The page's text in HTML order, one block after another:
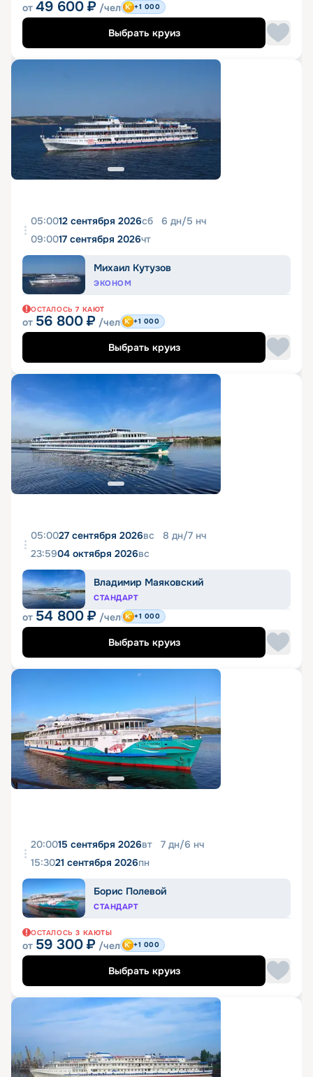
от 49 600 ₽ /чел +1 000
Выбрать круиз
05:0012 сентября 2026сб 6 дн/5 нч
09:0017 сентября 2026чт
Михаил Кутузов
ЭКОНОМ
ОСТАЛОСЬ 7 КАЮТ
от 56 800 ₽ /чел +1 000
Выбрать круиз
05:0027 сентября 2026вс 8 дн/7 нч
23:5904 октября 2026вс
Владимир Маяковский
СТАНДАРТ
от 54 800 ₽ /чел +1 000
Выбрать круиз
20:0015 сентября 2026вт 7 дн/6 нч
15:3021 сентября 2026пн
Борис Полевой
СТАНДАРТ
ОСТАЛОСЬ 3 КАЮТЫ
от 59 300 ₽ /чел +1 000
Выбрать круиз